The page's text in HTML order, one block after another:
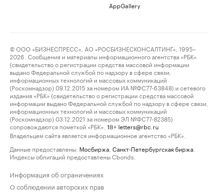
AppGallery
© ООО «БИЗНЕСПРЕСС», АО «РОСБИЗНЕСКОНСАЛТИНГ», 1995–
2026. Сообщения и материалы информационного агентства «РБК»
(свидетельство о регистрации средства массовой информации
выдано Федеральной службой по надзору в сфере связи,
информационных технологий и массовых коммуникаций
(Роскомнадзор) 09.12.2015 за номером ИА №ФС77-63848) и сетевого
издания «РБК» (свидетельство о регистрации средства массовой
информации выдано Федеральной службой по надзору в сфере связи,
информационных технологий и массовых коммуникаций
(Роскомнадзор) 03.12.2021 за номером ЭЛ №ФС77-82385)
сопровождаются пометкой «РБК».
18+ letters@rbc.ru
Владельцем сайта является информационное агентство «РБК».
Данные предоставлены: Мосбиржа Санкт-Петербургская биржа
Индексы облигаций предоставлены Cbonds.
Информация об ограничениях
О соблюдении авторских прав